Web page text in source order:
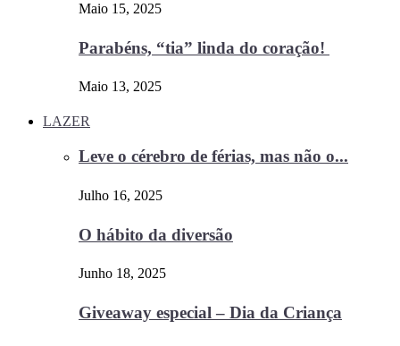
Maio 15, 2025
Parabéns, “tia” linda do coração!
Maio 13, 2025
LAZER
Leve o cérebro de férias, mas não o...
Julho 16, 2025
O hábito da diversão
Junho 18, 2025
Giveaway especial – Dia da Criança